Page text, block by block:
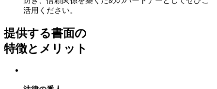
活用ください。
提供する書面の
特徴とメリット